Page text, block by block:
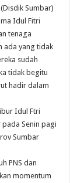
Sumbar)
Idul Fitri
tenaga
ada yang tidak
sudah
tidak begitu
hadir dalam
Idul Ftri
pada Senin pagi
Sumbar
PNS dan
momentum